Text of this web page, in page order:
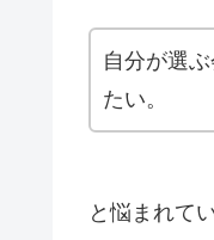
自分が選
たい。
と悩まれて